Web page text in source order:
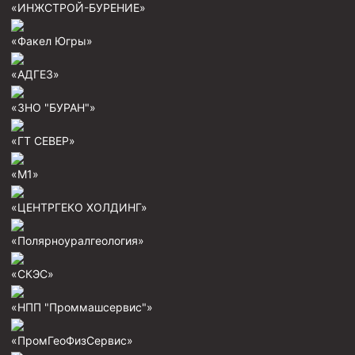
Скреперы механические
Штанголовки
Удочки ловильные
Обурочный комплекс ОК
Фрезеры торцевые с фрезерующей воронкой и с
Магнитные ловители
Фрезеры арбузообразные
Фрезеры стартово-оконные
Фрезеры Барракуда
«ИНЖСТРОЙ-БУРЕНИЕ»
«Факел Югры»
«АДГЕЗ»
«ЗНО "БУРАН"»
«ГТ СЕВЕР»
«М1»
«ЦЕНТРГЕКО ХОЛДИНГ»
«Полярноуралгеология»
«СКЭС»
«НПП "Проммашсервис"»
«ПромГеоФизСервис»